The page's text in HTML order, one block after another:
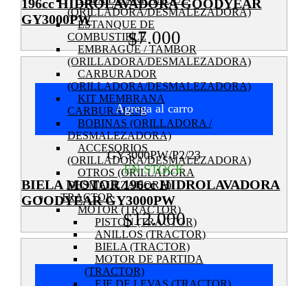
(ORILLADORA/DESMALEZADORA)
ESTANQUE DE
COMBUSTIBLE
EMBRAGUE / TAMBOR
(ORILLADORA/DESMALEZADORA)
CARBURADOR
(ORILLADORA/DESMALEZADORA)
KIT MEMBRANA
CARBURADOR
BOBINAS (ORILLADORA /
DESMALEZADORA)
ACCESORIOS
(ORILLADORA/DESMALEZADORA)
OTROS (ORILLADORA
DESMALEZADORA)
TRACTOR
MOTOR (TRACTOR)
PISTON (TRACTOR)
ANILLOS (TRACTOR)
BIELA (TRACTOR)
MOTOR DE PARTIDA
(TRACTOR)
EJE DE LEVAS (TRACTOR)
196cc HIDROLAVADORA GOODYEAR
GY3000PW
$7.000
Agrega al carro
GY3000PW/P2/23
EN STOCK
BIELA MOTOR 196cc HIDROLAVADORA
GOODYEAR GY3000PW
$12.000